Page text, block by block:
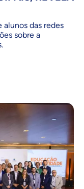
alunos das redes
sobre a